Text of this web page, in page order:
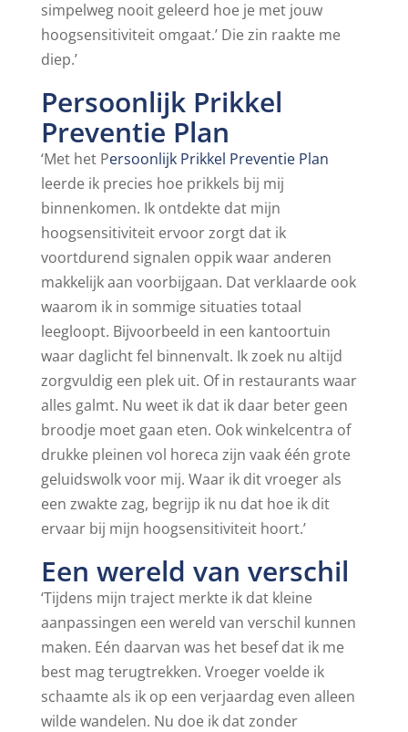
simpelweg nooit geleerd hoe je met jouw
hoogsensitiviteit omgaat.’ Die zin raakte me
diep.’
Persoonlijk Prikkel
Preventie Plan
‘Met het Persoonlijk Prikkel Preventie Plan
leerde ik precies hoe prikkels bij mij
binnenkomen. Ik ontdekte dat mijn
hoogsensitiviteit ervoor zorgt dat ik
voortdurend signalen oppik waar anderen
makkelijk aan voorbijgaan. Dat verklaarde ook
waarom ik in sommige situaties totaal
leegloopt. Bijvoorbeeld in een kantoortuin
waar daglicht fel binnenvalt. Ik zoek nu altijd
zorgvuldig een plek uit. Of in restaurants waar
alles galmt. Nu weet ik dat ik daar beter geen
broodje moet gaan eten. Ook winkelcentra of
drukke pleinen vol horeca zijn vaak één grote
geluidswolk voor mij. Waar ik dit vroeger als
een zwakte zag, begrijp ik nu dat hoe ik dit
ervaar bij mijn hoogsensitiviteit hoort.’
Een wereld van verschil
‘Tijdens mijn traject merkte ik dat kleine
aanpassingen een wereld van verschil kunnen
maken. Eén daarvan was het besef dat ik me
best mag terugtrekken. Vroeger voelde ik
schaamte als ik op een verjaardag even alleen
wilde wandelen. Nu doe ik dat zonder